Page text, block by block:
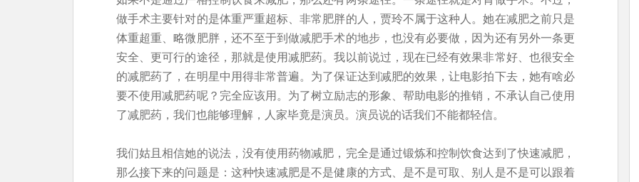
做手术主要针对的是体重严重超标、非常肥胖的人，贾玲不属于这种人。她在减肥之前只是
体重超重、略微肥胖，还不至于到做减肥手术的地步，也没有必要做，因为还有另外一条更
安全、更可行的途径，那就是使用减肥药。我以前说过，现在已经有效果非常好、也很安全
的减肥药了，在明星中用得非常普遍。为了保证达到减肥的效果，让电影拍下去，她有啥必
要不使用减肥药呢？完全应该用。为了树立励志的形象、帮助电影的推销，不承认自己使用
了减肥药，我们也能够理解，人家毕竟是演员。演员说的话我们不能都轻信。
我们姑且相信她的说法，没有使用药物减肥，完全是通过锻炼和控制饮食达到了快速减肥，
那么接下来的问题是：这种快速减肥是不是健康的方式、是不是可取、别人是不是可以跟着